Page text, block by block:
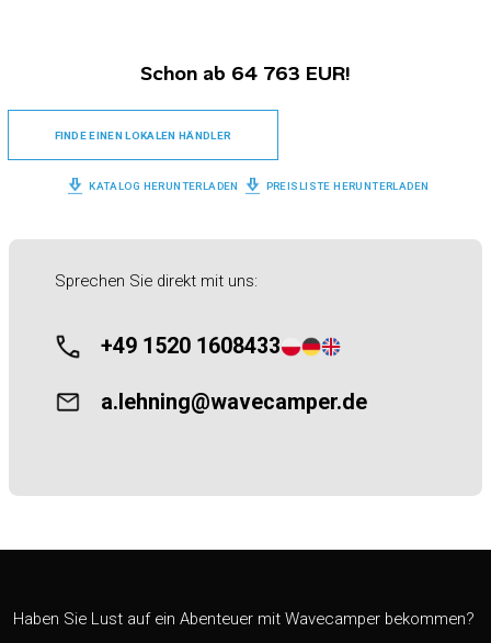
Schon ab 64 763 EUR!
FINDE EINEN LOKALEN HÄNDLER
KATALOG HERUNTERLADEN PREISLISTE HERUNTERLADEN
Sprechen Sie direkt mit uns:
+49 1520 1608433
a.lehning@wavecamper.de
Haben Sie Lust auf ein Abenteuer mit Wavecamper bekommen?